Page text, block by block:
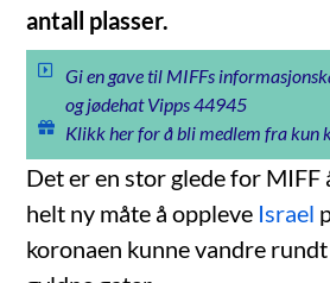
antall plasser.
Gi en gave til MIFFs
og jødehat Vipps 44945
Klikk her for å bli medlem fra kun
Det er en stor glede for MIFF
helt ny måte å oppleve Israel
koronaen kunne vandre